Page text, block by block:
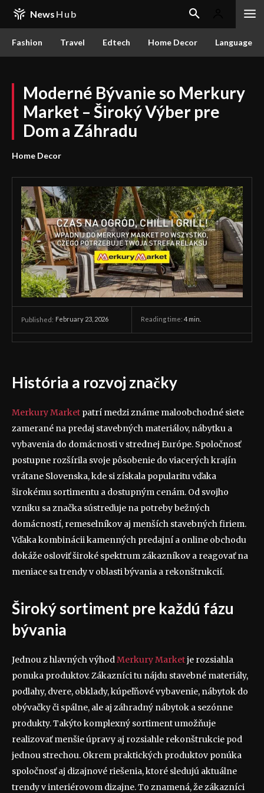
News Hub
Fashion Travel Edtech Home Decor Language
Moderné Bývanie so Merkury
Market – Široký Výber pre
Dom a Záhradu
Home Decor
Published: February 23, 2026 Reading time: 4 min.
História a rozvoj značky
Merkury Market patrí medzi známe maloobchodné siete
zamerané na predaj stavebných materiálov, nábytku a
vybavenia do domácnosti v strednej Európe. Spoločnosť
postupne rozšírila svoje pôsobenie do viacerých krajín
vrátane Slovenska, kde si získala popularitu vďaka
širokému sortimentu a dostupným cenám. Od svojho
vzniku sa značka sústreďuje na potreby bežných
domácností, remeselníkov aj menších stavebných firiem.
Vďaka kombinácii kamenných predajní a online obchodu
dokáže osloviť široké spektrum zákazníkov a reagovať na
meniace sa trendy v oblasti bývania a rekonštrukcií.
Široký sortiment pre každú fázu
bývania
Jednou z hlavných výhodMerkury Marketje rozsiahla
ponuka produktov. Zákazníci tu nájdu stavebné materiály,
podlahy, dvere, obklady, kúpeľňové vybavenie, nábytok do
obývačky či spálne, ale aj záhradný nábytok a sezónne
produkty. Takýto komplexný sortiment umožňuje
realizovať menšie úpravy aj rozsiahle rekonštrukcie pod
jednou strechou. Okrem praktických produktov ponúka
spoločnosť aj dizajnové riešenia, ktoré sledujú aktuálne
trendy v interiérovom dizajne. To znamená, že zákazníci